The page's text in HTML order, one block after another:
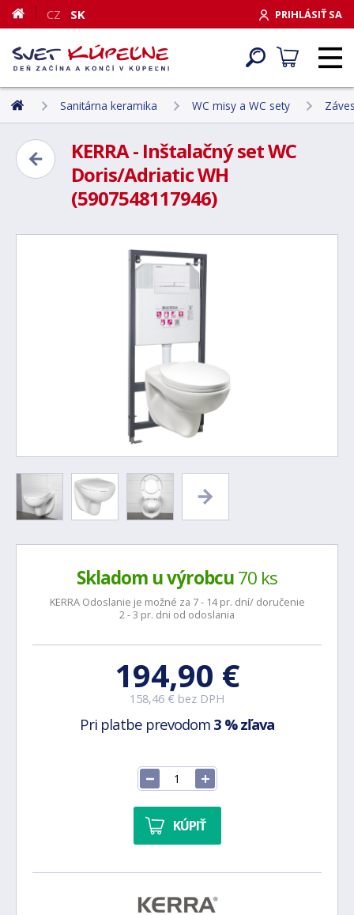
PRIHLÁSIŤ SA
CZ SK
Sanitárna keramika WC misy a WC sety
KERRA - Inštalačný set WC
Doris/Adriatic WH
(5907548117946)
Skladom u výrobcu70 ks
KERRA Odoslanie je možné za 7 - 14 pr. dní/ doručenie
2 - 3 pr. dni od odoslania
194,90 €
158,46 € bez DPH
Pri platbe prevodom 3 % zľava
KÚPIŤ